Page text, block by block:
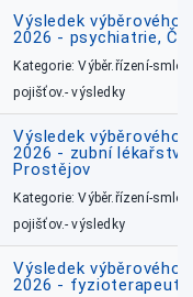
Výsledek výběrového
2026 - psychiatrie,
Kategorie: Výběr.řízení-
pojišťov.- výsledky
Výsledek výběrového
2026 - zubní
Prostějov
Kategorie: Výběr.řízení-
pojišťov.- výsledky
Výsledek výběrového
2026 - fyzioterapeut,